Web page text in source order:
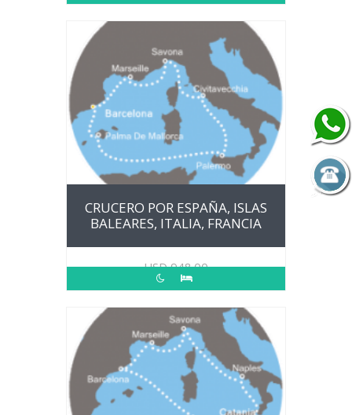
CRUCERO POR ESPAÑA, ISLAS
BALEARES, ITALIA, FRANCIA
USD948.00